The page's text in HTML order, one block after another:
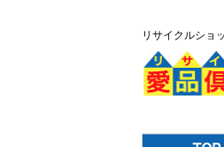
リサイクルショ